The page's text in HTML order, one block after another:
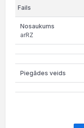
arRZ